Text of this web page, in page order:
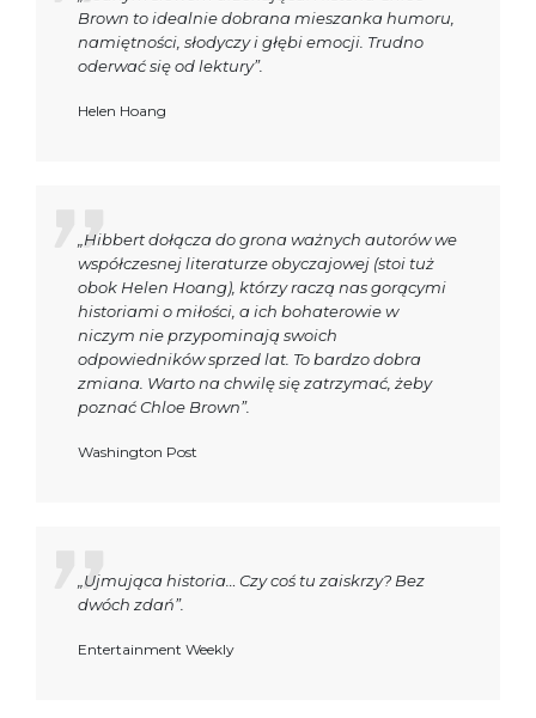
Brown to idealnie dobrana mieszanka humoru,
namiętności, słodyczy i głębi emocji. Trudno
oderwać się od lektury”.
Helen Hoang
„Hibbert dołącza do grona ważnych autorów we
współczesnej literaturze obyczajowej (stoi tuż
obok Helen Hoang), którzy raczą nas gorącymi
historiami o miłości, a ich bohaterowie w
niczym nie przypominają swoich
odpowiedników sprzed lat. To bardzo dobra
zmiana. Warto na chwilę się zatrzymać, żeby
poznać Chloe Brown”.
Washington Post
„Ujmująca historia… Czy coś tu zaiskrzy? Bez
dwóch zdań”.
Entertainment Weekly